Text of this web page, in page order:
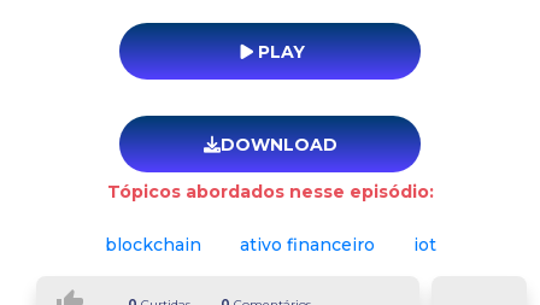
PLAY
DOWNLOAD
Tópicos abordados nesse episódio:
blockchain ativo financeiro iot